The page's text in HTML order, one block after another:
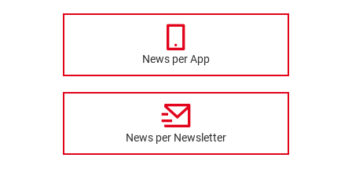
News per App
News per Newsletter